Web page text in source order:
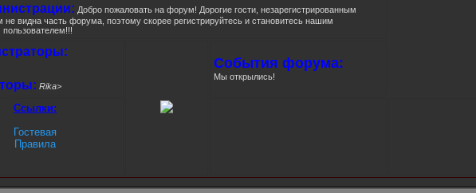
Добро пожаловать на форум! Дорогие гости, незарегистрированным
не видна часть форума, поэтому скорее регистрируйтесь и становитесь нашим
Rika>
События форума:
Мы открылись!
Ссылки:
Гостевая
Правила